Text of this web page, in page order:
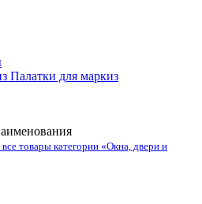
Палатки для маркиз
товары категории «Окна, двери и